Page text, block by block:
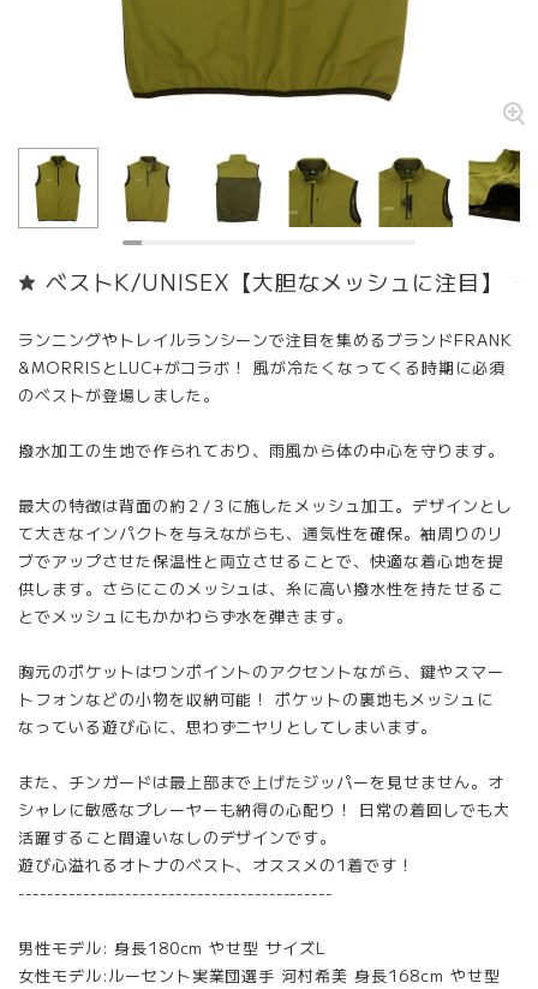
ベストK/UNISEX【大胆なメッシュに注目】
ランニングやトレイルランシーンで注目を集めるブランドFRANK
&MORRISとLUC+がコラボ！ 風が冷たくなってくる時期に必須
のベストが登場しました。
撥水加工の生地で作られており、雨風から体の中心を守ります。
最大の特徴は背面の約２/３に施したメッシュ加工。デザインとし
て大きなインパクトを与えながらも、通気性を確保。袖周りのリ
ブでアップさせた保温性と両立させることで、快適な着心地を提
供します。さらにこのメッシュは、糸に高い撥水性を持たせるこ
とでメッシュにもかかわらず水を弾きます。
胸元のポケットはワンポイントのアクセントながら、鍵やスマー
トフォンなどの小物を収納可能！ ポケットの裏地もメッシュに
なっている遊び心に、思わずニヤリとしてしまいます。
また、チンガードは最上部まで上げたジッパーを見せません。オ
シャレに敏感なプレーヤーも納得の心配り！ 日常の着回しでも大
活躍すること間違いなしのデザインです。
遊び心溢れるオトナのベスト、オススメの1着です！
--------------------------------------------
男性モデル: 身長180cm やせ型 サイズL
女性モデル:ルーセント実業団選手 河村希美 身長168cm やせ型